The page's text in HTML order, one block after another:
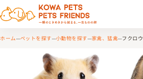
ホーム ペットを探す 小動物を探す 家禽、猛禽 フクロウ